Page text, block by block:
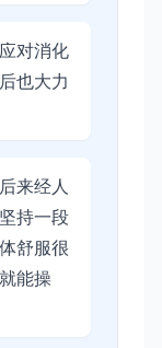
对消化
也大力
来经人
持一段
舒服很
能操